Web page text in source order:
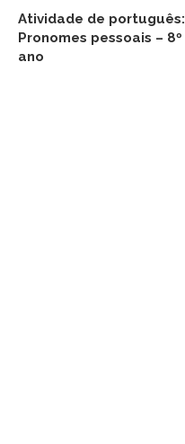
Atividade de português:
Pronomes pessoais – 8º
ano